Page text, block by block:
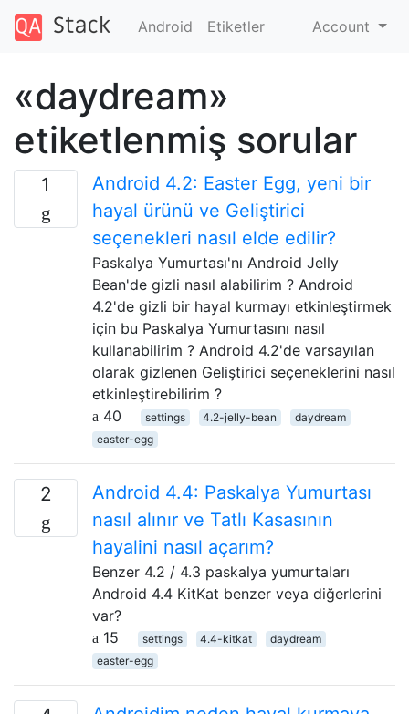
Android Etiketler Account
«daydream»
etiketlenmiş sorular
1
Android 4.2: Easter Egg, yeni bir
hayal ürünü ve Geliştirici
seçenekleri nasıl elde edilir?
Paskalya Yumurtası'nı Android Jelly
Bean'de gizli nasıl alabilirim ? Android
4.2'de gizli bir hayal kurmayı etkinleştirmek
için bu Paskalya Yumurtasını nasıl
kullanabilirim ? Android 4.2'de varsayılan
olarak gizlenen Geliştirici seçeneklerini nasıl
etkinleştirebilirim ?
40
settings 4.2-jelly-bean
daydream
easter-egg
2
Android 4.4: Paskalya Yumurtası
nasıl alınır ve Tatlı Kasasının
hayalini nasıl açarım?
Benzer 4.2 / 4.3 paskalya yumurtaları
Android 4.4 KitKat benzer veya diğerlerini
var?
15
settings 4.4-kitkat
daydream
easter-egg